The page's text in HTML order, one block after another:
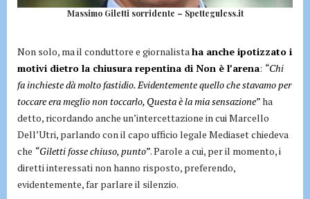
Massimo Giletti sorridente – Spetteguless.it
Non solo, ma il conduttore e giornalista ha anche ipotizzato i
motivi dietro la chiusura repentina di Non è l’arena: “Chi
fa inchieste dà molto fastidio. Evidentemente quello che stavamo per
toccare era meglio non toccarlo, Questa è la mia sensazione”ha
detto, ricordando anche un’intercettazione in cui Marcello
Dell’Utri, parlando con il capo ufficio legale Mediaset chiedeva
che “Giletti fosse chiuso, punto”. Parole a cui, per il momento, i
diretti interessati non hanno risposto, preferendo,
evidentemente, far parlare il silenzio.